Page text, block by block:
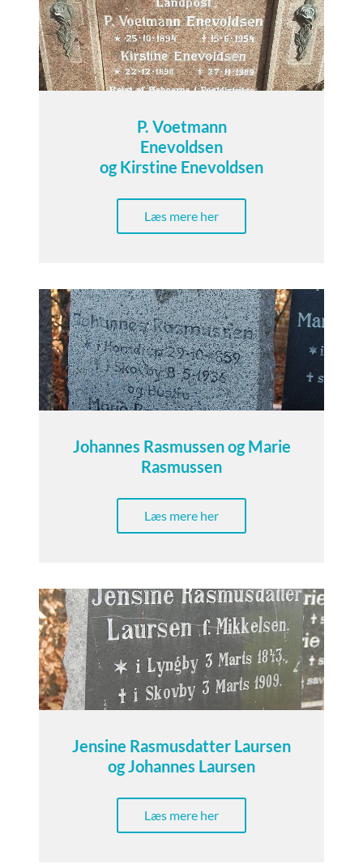
P. Voetmann
Enevoldsen
og Kirstine Enevoldsen
Læs mere her
Johannes Rasmussen og Marie
Rasmussen
Læs mere her
Jensine Rasmusdatter Laursen
og Johannes Laursen
Læs mere her